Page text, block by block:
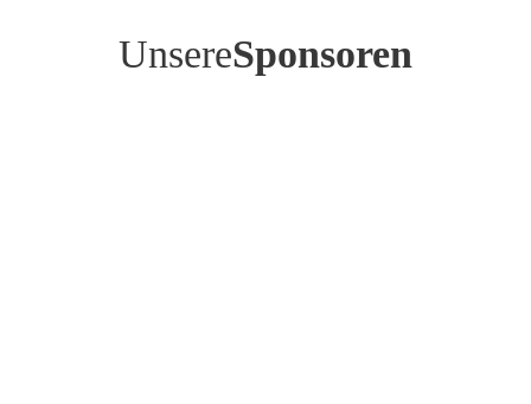
UnsereSponsoren